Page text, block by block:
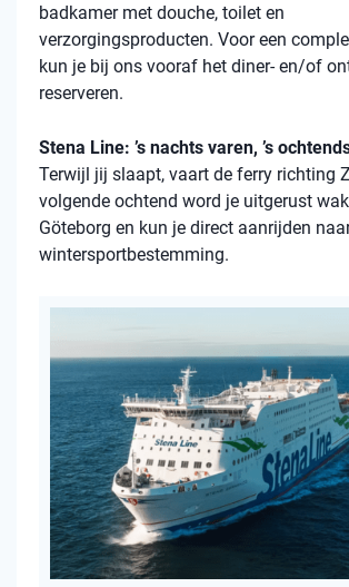
badkamer met douche, toilet en
verzorgingsproducten. Voor een
kun je bij ons vooraf het diner- en/of
reserveren.
Stena Line: ’s nachts varen, ’s
Terwijl jij slaapt, vaart de ferry richting
volgende ochtend word je uitgerust
Göteborg en kun je direct aanrijden
wintersportbestemming.